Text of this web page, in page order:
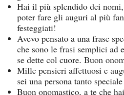
Hai il più splendido dei
poter fare gli auguri al più
festeggiati!
Avevo pensato a una frase
che sono le frasi semplici ad
se dette col cuore. Buon
Mille pensieri affettuosi e
sei una persona tanto
Buon onomastico, a te che